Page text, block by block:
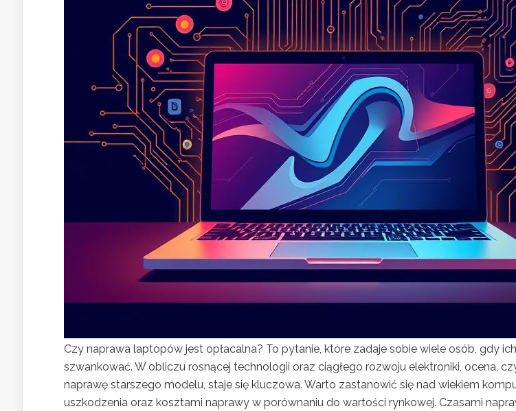
Czy naprawa laptopów jest opłacalna? To pytanie, które zadaje sobie wiele osób, gdy
szwankować. W obliczu rosnącej technologii oraz ciągłego rozwoju elektroniki, ocena,
naprawę starszego modelu, staje się kluczowa. Warto zastanowić się nad wiekiem
uszkodzenia oraz kosztami naprawy w porównaniu do wartości rynkowej. Czasami